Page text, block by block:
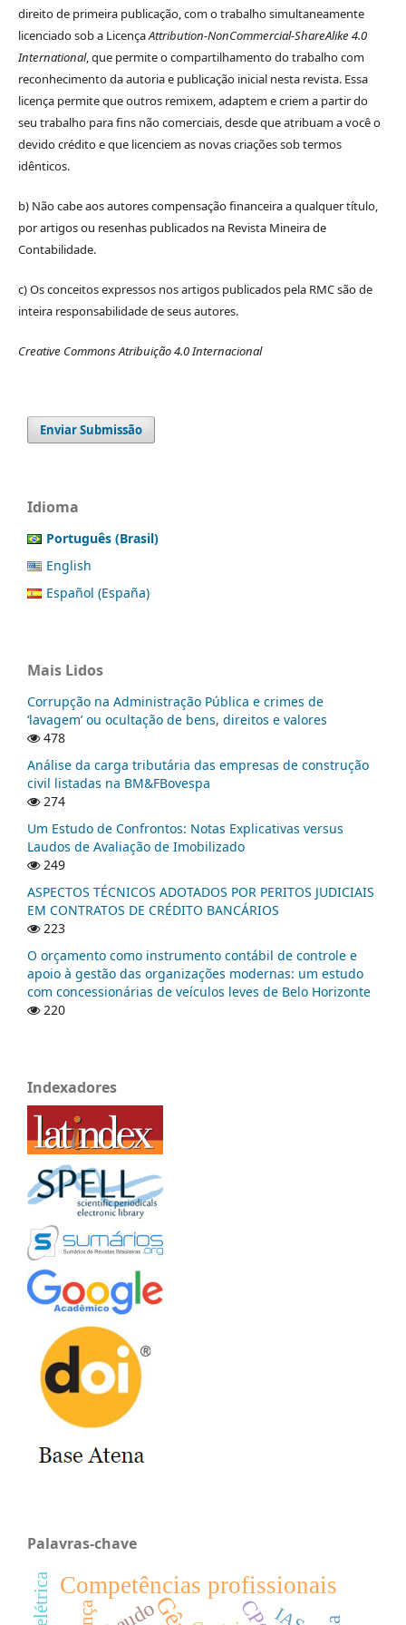
direito de primeira publicação, com o trabalho simultaneamente
licenciado sob a LicençaAttribution-NonCommercial-ShareAlike 4.0
International, que permite o compartilhamento do trabalho com
reconhecimento da autoria e publicação inicial nesta revista. Essa
licença permite que outros remixem, adaptem e criem a partir do
seu trabalho para fins não comerciais, desde que atribuam a você o
devido crédito e que licenciem as novas criações sob termos
idênticos.
b) Não cabe aos autores compensação financeira a qualquer título,
por artigos ou resenhas publicados na Revista Mineira de
Contabilidade.
c) Os conceitos expressos nos artigos publicados pela RMC são de
inteira responsabilidade de seus autores.
Creative Commons Atribuição 4.0 Internacional
Enviar Submissão
Idioma
Português (Brasil)
English
Español (España)
Mais Lidos
Corrupção na Administração Pública e crimes de
‘lavagem’ ou ocultação de bens, direitos e valores
478
Análise da carga tributária das empresas de construção
civil listadas na BM&FBovespa
274
Um Estudo de Confrontos: Notas Explicativas versus
Laudos de Avaliação de Imobilizado
249
ASPECTOS TÉCNICOS ADOTADOS POR PERITOS JUDICIAIS
EM CONTRATOS DE CRÉDITO BANCÁRIOS
223
O orçamento como instrumento contábil de controle e
apoio à gestão das organizações modernas: um estudo
com concessionárias de veículos leves de Belo Horizonte
220
Indexadores
Palavras-chave
Competências profissionais